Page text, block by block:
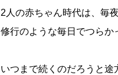
2人の赤ちゃん時代は、毎
修行のような毎日でつらか
いつまで続くのだろうと